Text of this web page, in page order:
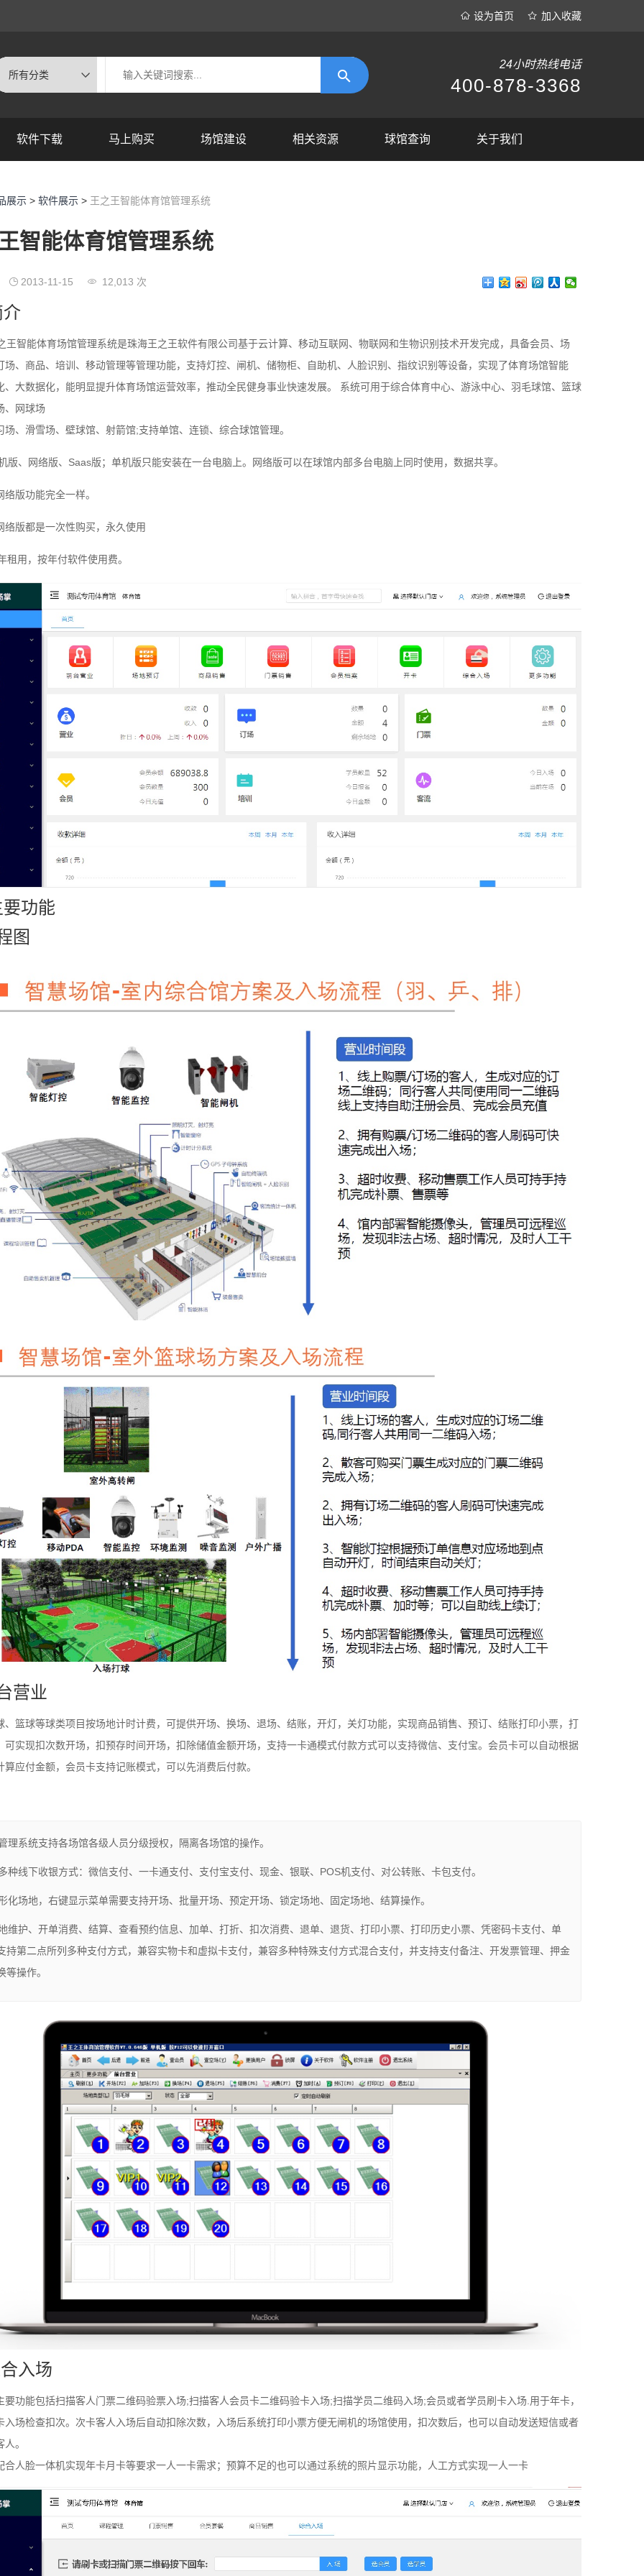
设为首页 加入收藏
24小时热线电话
400-878-3368
软件下载 马上购买 场馆建设 相关资源 球馆查询 关于我们
展示> 软件展示> 王之王智能体育馆管理系统
智能体育馆管理系统
2013-11-15 12,013 次
体育场馆管理系统是珠海王之王软件有限公司基于云计算、移动互联网、物联网和生物识别技术开发完成，具备会员、场
场、商品、培训、移动管理等管理功能，支持灯控、闸机、储物柜、自助机、人脸识别、指纹识别等设备，实现了体育场馆智能
、大数据化，能明显提升体育场馆运营效率，推动全民健身事业快速发展。 系统可用于综合体育中心、游泳中心、羽毛球馆、篮球
、网球场
场、滑雪场、壁球馆、射箭馆;支持单馆、连锁、综合球馆管理。
版、网络版、Saas版；单机版只能安装在一台电脑上。网络版可以在球馆内部多台电脑上同时使用，数据共享。
版功能完全一样。
络版都是一次性购买，永久使用
租用，按年付软件使用费。
功能
图
营业
、篮球等球类项目按场地计时计费，可提供开场、换场、退场、结账，开灯，关灯功能，实现商品销售、预订、结账打印小票，打
可实现扣次数开场，扣预存时间开场，扣除储值金额开场，支持一卡通模式付款方式可以支持微信、支付宝。会员卡可以自动根据
算应付金额，会员卡支持记账模式，可以先消费后付款。
理系统支持各场馆各级人员分级授权，隔离各场馆的操作。
种线下收银方式：微信支付、一卡通支付、支付宝支付、现金、银联、POS机支付、对公转账、卡包支付。
化场地，右键显示菜单需要支持开场、批量开场、预定开场、锁定场地、固定场地、结算操作。
维护、开单消费、结算、查看预约信息、加单、打折、扣次消费、退单、退货、打印小票、打印历史小票、凭密码卡支付、单
持第二点所列多种支付方式，兼容实物卡和虚拟卡支付，兼容多种特殊支付方式混合支付，并支持支付备注、开发票管理、押金
等操作。
入场
要功能包括扫描客人门票二维码验票入场;扫描客人会员卡二维码验卡入场;扫描学员二维码入场;会员或者学员刷卡入场.用于年卡，
入场检查扣次。次卡客人入场后自动扣除次数，入场后系统打印小票方便无闸机的场馆使用，扣次数后，也可以自动发送短信或者
。
合人脸一体机实现年卡月卡等要求一人一卡需求；预算不足的也可以通过系统的照片显示功能，人工方式实现一人一卡